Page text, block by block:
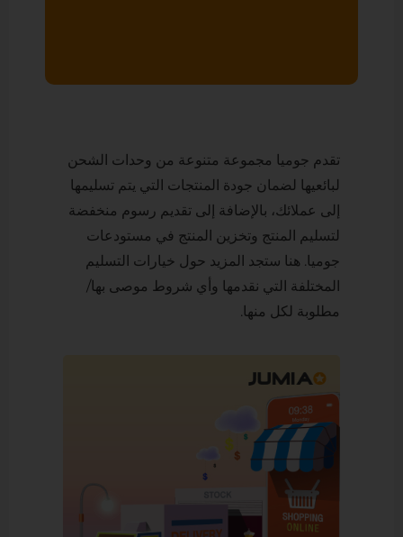
تقدم جوميا مجموعة متنوعة من وحدات الشحن
لبائعيها لضمان جودة المنتجات التي يتم تسليمها
إلى عملائك، بالإضافة إلى تقديم رسوم منخفضة
لتسليم المنتج وتخزين المنتج في مستودعات
جوميا. هنا ستجد المزيد حول خيارات التسليم
المختلفة التي نقدمها وأي شروط موصى بها/
مطلوبة لكل منها.